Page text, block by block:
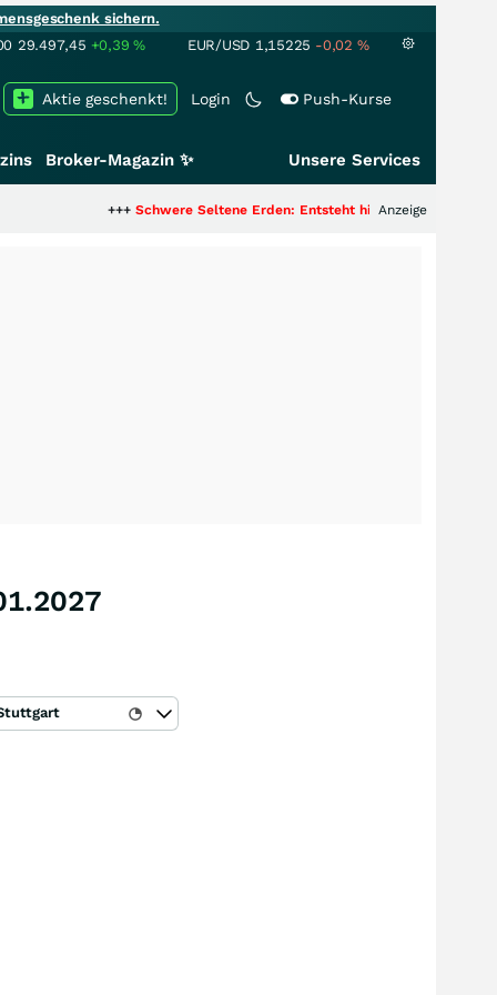
sichern.
29.497,45 +0,39% EUR/USD 1,15225 -0,02 %
Login Push-Kurse
Aktie geschenkt!
Broker-Magazin ✨ Unsere Services
Schwere Seltene Erden: Entsteht hier die nächste Milliardenstory?
Anzeige